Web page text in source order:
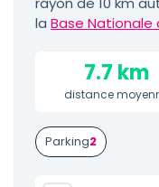
la Base Nationale
7.7 km
distance
Parking2